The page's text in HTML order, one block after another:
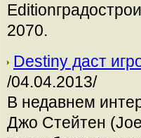
2070.
Destiny даст
/04.04.2013/
В недавнем
Джо Стейтен